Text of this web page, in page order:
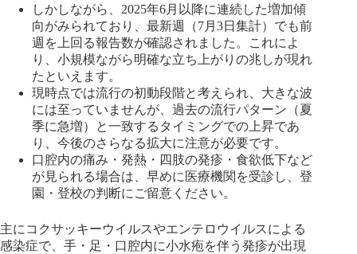
しかしながら、2025年6月以降に連続した増加傾
向がみられており、最新週（7月3日集計）でも前
週を上回る報告数が確認されました。これによ
り、小規模ながら明確な立ち上がりの兆しが現れ
たといえます。
現時点では流行の初動段階と考えられ、大きな波
には至っていませんが、過去の流行パターン（夏
季に急増）と一致するタイミングでの上昇であ
り、今後のさらなる拡大に注意が必要です。
口腔内の痛み・発熱・四肢の発疹・食欲低下など
が見られる場合は、早めに医療機関を受診し、登
園・登校の判断にご留意ください。
主にコクサッキーウイルスやエンテロウイルスによる
感染症で、手・足・口腔内に小水疱を伴う発疹が出現